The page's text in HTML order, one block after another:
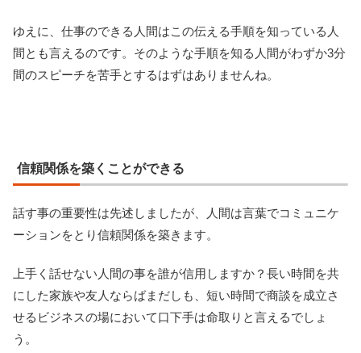
ゆえに、仕事のできる人間はこの伝える手順を知っている人
間とも言えるのです。そのような手順を知る人間がわずか3分
間のスピーチを苦手とするはずはありませんね。
信頼関係を築くことができる
話す事の重要性は先述しましたが、人間は言葉でコミュニケ
ーションをとり信頼関係を築きます。
上手く話せない人間の事を誰が信用しますか？長い時間を共
にした家族や友人ならばまだしも、短い時間で商談を成立さ
せるビジネスの場において口下手は命取りと言えるでしょ
う。